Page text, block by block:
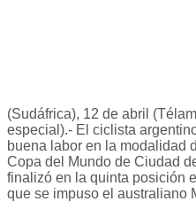
(Sudáfrica), 12 de abril
especial).- El ciclista
buena labor en la modalidad
Copa del Mundo de Ciudad
finalizó en la quinta posición
que se impuso el australiano